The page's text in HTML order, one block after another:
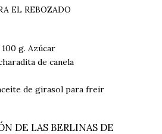
EL REBOZADO
100 g. Azúcar
de canela
de girasol para freir
DE LAS BERLINAS DE